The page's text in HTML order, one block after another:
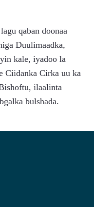
qaban doonaa
Duulimaadka,
kale, iyadoo la
Ciidanka Cirka uu ka
ilaalinta
bulshada.